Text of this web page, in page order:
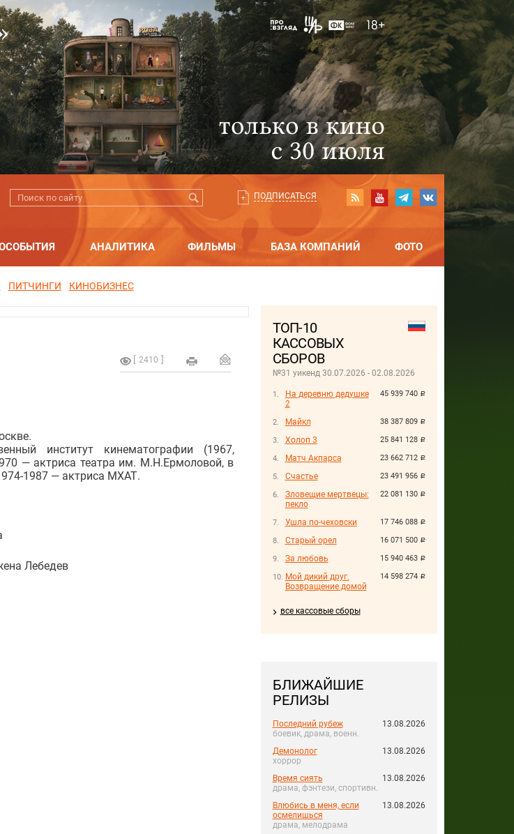
ПОДПИСАТЬСЯ
АНАЛИТИКА ФИЛЬМЫ БАЗА КОМПАНИЙ ФОТО
ПИТЧИНГИ КИНОБИЗНЕС
ТОП-10
КАССОВЫХ
СБОРОВ
№31 уикенд 30.07.2026 - 02.08.2026
45 939 740 руб.
На деревню дедушке
2
38 387 809 руб.
Майкл
25 841 128 руб.
Холоп 3
23 662 712 руб.
Матч Акпарса
23 491 956 руб.
Счастье
22 081 130 руб.
Зловещие мертвецы:
пекло
17 746 088 руб.
Ушла по-чеховски
16 071 500 руб.
Старый орел
15 940 463 руб.
За любовь
14 598 274 руб.
Мой дикий друг.
Возвращение домой
все кассовые сборы
БЛИЖАЙШИЕ
РЕЛИЗЫ
Последний рубеж
боевик, драма, военн.
13.08.2026
Демонолог
хоррор
13.08.2026
Время сиять
драма, фэнтези, спортивн.
13.08.2026
Влюбись в меня, если
осмелишься
драма, мелодрама
13.08.2026
2410
институт кинематографии (1967,
— актриса театра им. М.Н.Ермоловой, в
1987 — актриса МХАТ.
Лебедев